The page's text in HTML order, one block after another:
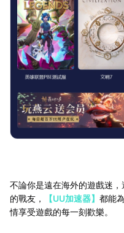
不論你是遠在海外的遊戲迷
的戰友，
【UU加速器】 都能
情享受遊戲的每一刻歡樂。